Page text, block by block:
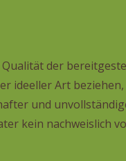
der
ideeller Art beziehen,
und
kein nachweislich